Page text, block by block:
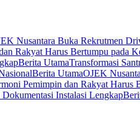
Nusantara Buka Rekrutmen
Rakyat Harus Bertumpu pada
Berita UtamaTransformasi
Berita UtamaOJEK
Pemimpin dan Rakyat Harus
Instalasi Lengkap